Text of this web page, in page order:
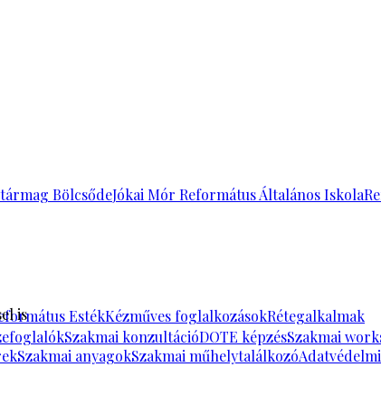
BölcsődeJókai Mór Református Általános Iskola
EstékKézműves foglalkozásokRétegalkalmak
Szakmai konzultációDOTE képzésSzakmai
Szakmai anyagokSzakmai műhelytalálkozó
is